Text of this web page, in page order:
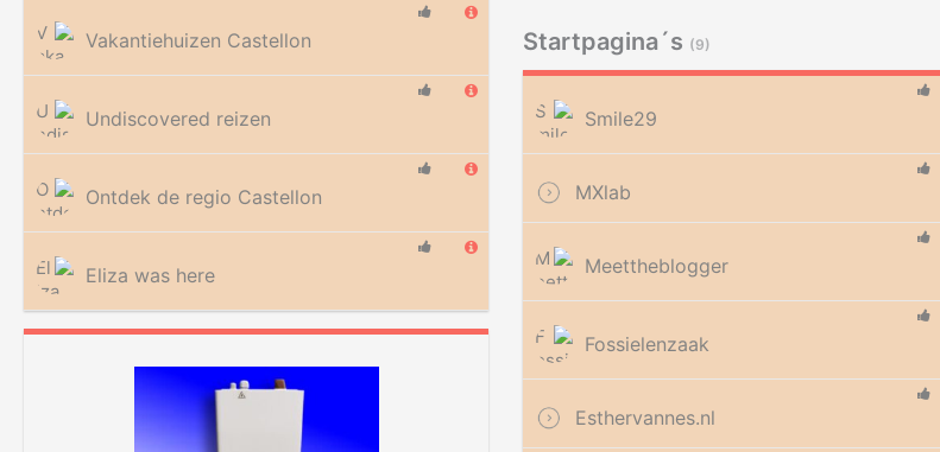
Vakantiehuizen Castellon
Undiscovered reizen
Ontdek de regio Castellon
Eliza was here
Startpagina´s (9)
Smile29
MXlab
Meettheblogger
Fossielenzaak
Esthervannes.nl